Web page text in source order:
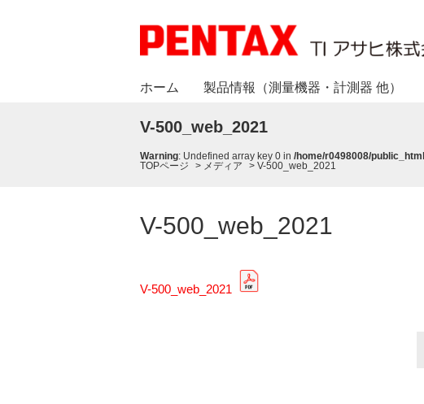
ホーム 製品情報（測量機器・計測器 他）
V-500_web_2021
Warning: Undefined array key 0 in /home/r0498008/
TOPページ
> メディア > V-500_web_2021
V-500_web_2021
V-500_web_2021